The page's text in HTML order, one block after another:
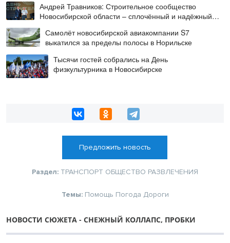
Андрей Травников: Строительное сообщество
Новосибирской области – сплочённый и надёжный
коллектив
Самолёт новосибирской авиакомпании S7
выкатился за пределы полосы в Норильске
Тысячи гостей собрались на День
физкультурника в Новосибирске
Предложить новость
Раздел: ТРАНСПОРТ ОБЩЕСТВО РАЗВЛЕЧЕНИЯ
Темы: Помощь Погода Дороги
НОВОСТИ СЮЖЕТА - СНЕЖНЫЙ КОЛЛАПС, ПРОБКИ